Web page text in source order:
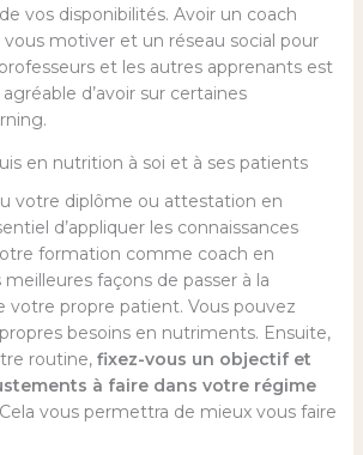
vos disponibilités. Avoir un coach
vous motiver et un réseau social pour
et les autres apprenants est
d’avoir sur certaines
en nutrition à soi et à ses patients
votre diplôme ou attestation en
d’appliquer les connaissances
formation comme coach en
façons de passer à la
votre propre patient. Vous pouvez
besoins en nutriments. Ensuite,
routine, fixez-vous un objectif et
à faire dans votre régime
vous permettra de mieux vous faire